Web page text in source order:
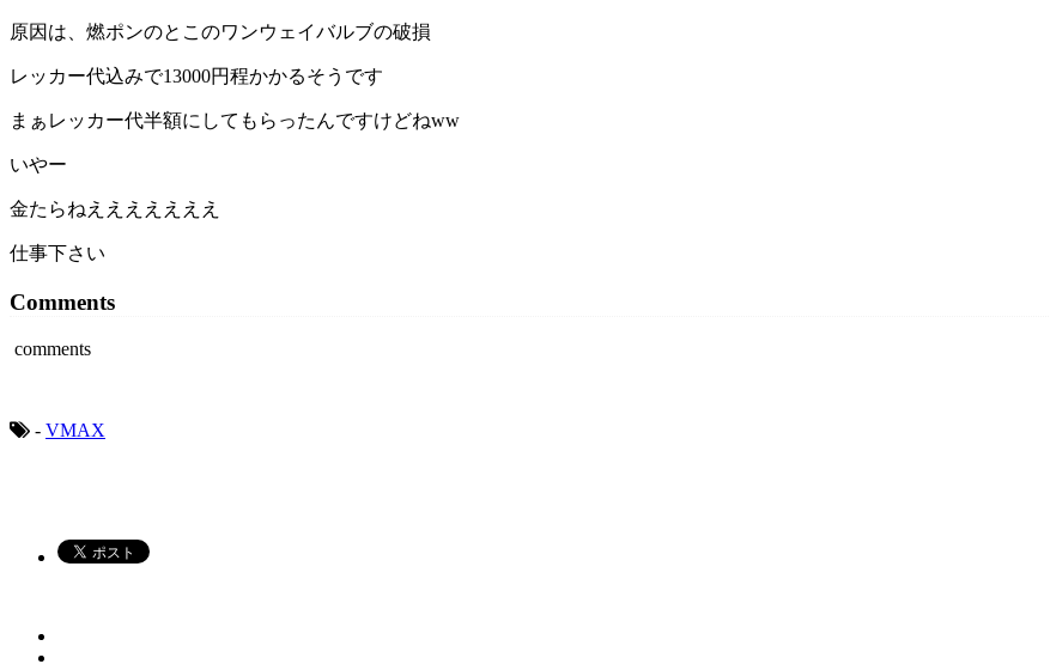
原因は、燃ポンのとこのワンウェイバルブの破損
レッカー代込みで13000円程かかるそうです
まぁレッカー代半額にしてもらったんですけどねww
いやー
金たらねえええええええ
仕事下さい
Comments
comments
- VMAX